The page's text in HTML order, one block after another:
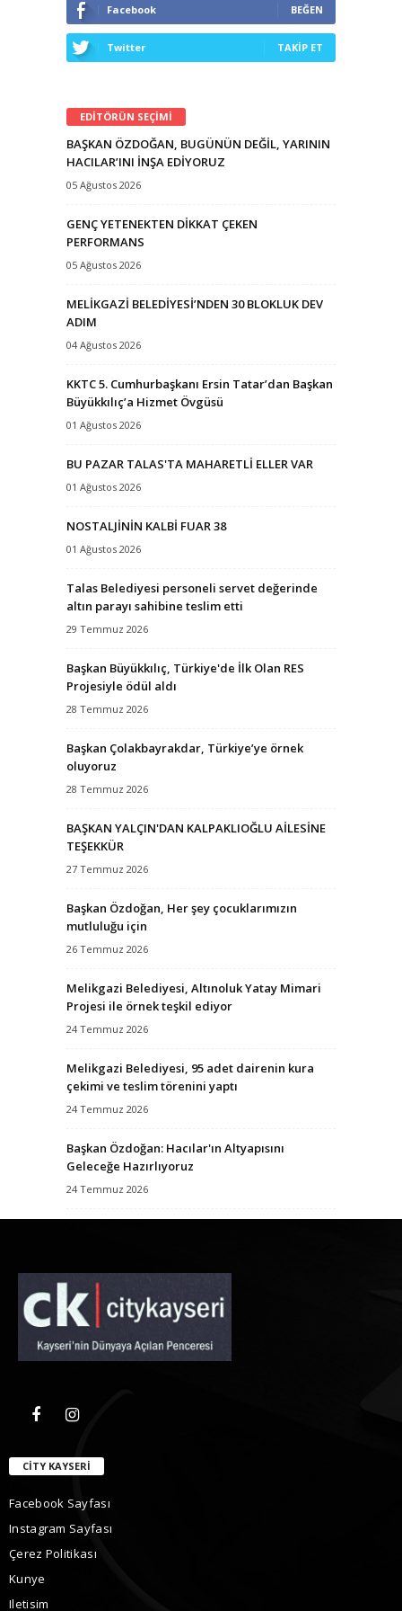
Facebook BEĞEN
Twitter TAKİP ET
EDİTÖRÜN SEÇİMİ
BAŞKAN ÖZDOĞAN, BUGÜNÜN DEĞİL, YARININ
HACILAR’INI İNŞA EDİYORUZ
05 Ağustos 2026
GENÇ YETENEKTEN DİKKAT ÇEKEN
PERFORMANS
05 Ağustos 2026
MELİKGAZİ BELEDİYESİ’NDEN 30 BLOKLUK DEV
ADIM
04 Ağustos 2026
KKTC 5. Cumhurbaşkanı Ersin Tatar’dan Başkan
Büyükkılıç’a Hizmet Övgüsü
01 Ağustos 2026
BU PAZAR TALAS'TA MAHARETLİ ELLER VAR
01 Ağustos 2026
NOSTALJİNİN KALBİ FUAR 38
01 Ağustos 2026
Talas Belediyesi personeli servet değerinde
altın parayı sahibine teslim etti
29 Temmuz 2026
Başkan Büyükkılıç, Türkiye'de İlk Olan RES
Projesiyle ödül aldı
28 Temmuz 2026
Başkan Çolakbayrakdar, Türkiye’ye örnek
oluyoruz
28 Temmuz 2026
BAŞKAN YALÇIN'DAN KALPAKLIOĞLU AİLESİNE
TEŞEKKÜR
27 Temmuz 2026
Başkan Özdoğan, Her şey çocuklarımızın
mutluluğu için
26 Temmuz 2026
Melikgazi Belediyesi, Altınoluk Yatay Mimari
Projesi ile örnek teşkil ediyor
24 Temmuz 2026
Melikgazi Belediyesi, 95 adet dairenin kura
çekimi ve teslim törenini yaptı
24 Temmuz 2026
Başkan Özdoğan: Hacılar'ın Altyapısını
Geleceğe Hazırlıyoruz
24 Temmuz 2026
CITY KAYSERI
Facebook Sayfası
Instagram Sayfası
Çerez Politikası
Kunye
Iletisim